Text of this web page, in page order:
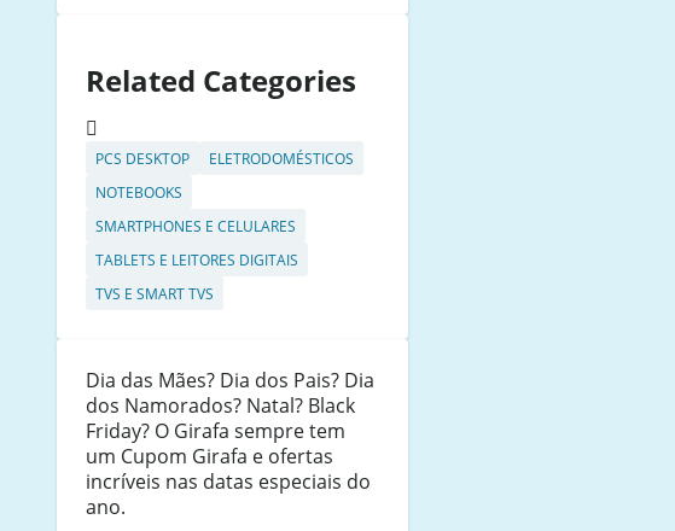
Related Categories
PCS DESKTOP
ELETRODOMÉSTICOS
NOTEBOOKS
SMARTPHONES E CELULARES
TABLETS E LEITORES DIGITAIS
TVS E SMART TVS
Dia das Mães? Dia dos Pais? Dia
dos Namorados? Natal? Black
Friday? O Girafa sempre tem
um Cupom Girafa e ofertas
incríveis nas datas especiais do
ano.